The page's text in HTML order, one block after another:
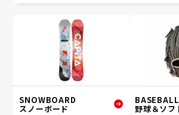
SNOWBOARD
スノーボード
BASEBALL
野球＆ソフ